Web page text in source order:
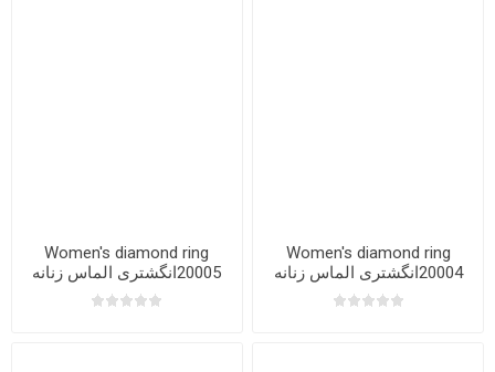
Women's diamond ring
20004انگشتری الماس زنانه
Women's diamond ring
20005انگشتری الماس زنانه